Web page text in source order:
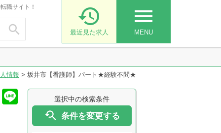
職サイト！

menu
MENU

最近見た求人
情報 > 坂井市【看護師】パート★経験不問★
選択中の検索条件
 条件を変更する